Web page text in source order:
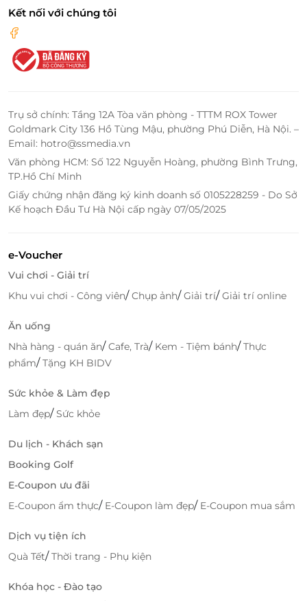
Ưu đãi giới hạn – Voucher giảm giá 100.000đ
Nhanh tay sở hữu
cho hóa đơn từ 1.000.000đ tại Nikusho. Cơ hội
thưởng thức ẩm thực Nhật Bản đỉnh cao với mức giá
Đừng bỏ lỡ cơ hội sở hữu voucher giảm giá
tạiNikusho Japanese Wagyu, tận hưởng món bò
Wagyu thượng hạng trong không gian sang trọng,
đậm chất Nhật. Chỉ với vài bướcđặt dịch vụ tiện lợi
qua LifeLink, bạn đã có thể sẵn sàng cho một bữa
tiệc đẳng cấp.
Truy cập để đặt mua ngay hôm nay!
Kết nối với chúng tôi
Trụ sở chính: Tầng 12A Tòa văn phòng - TTTM ROX Tower
Goldmark City 136 Hồ Tùng Mậu, phường Phú Diễn, Hà Nội. –
Email: hotro@ssmedia.vn
Văn phòng HCM: Số 122 Nguyễn Hoàng, phường Bình Trưng,
TP.Hồ Chí Minh
Giấy chứng nhận đăng ký kinh doanh số 0105228259 - Do Sở
Kế hoạch Đầu Tư Hà Nội cấp ngày 07/05/2025
e-Voucher
Vui chơi - Giải trí
Khu vui chơi - Công viên/Chụp ảnh/Giải trí/Giải trí online
Ăn uống
Nhà hàng - quán ăn/Cafe, Trà/ Kem - Tiệm bánh/Thực
phẩm/Tặng KH BIDV
Sức khỏe & Làm đẹp
Làm đẹp/Sức khỏe
Du lịch - Khách sạn
Booking Golf
E-Coupon ưu đãi
E-Coupon ẩm thực/ E-Coupon làm đẹp/ E-Coupon mua sắm
Dịch vụ tiện ích
Quà Tết/Thời trang - Phụ kiện
Khóa học - Đào tạo